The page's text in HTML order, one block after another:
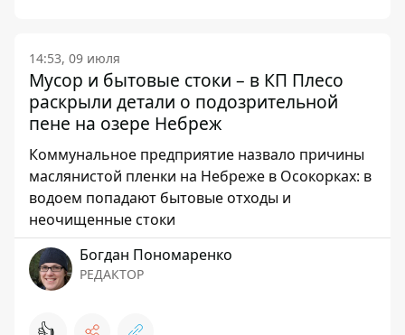
14:53, 09 июля
Мусор и бытовые стоки – в КП Плесо
раскрыли детали о подозрительной
пене на озере Небреж
Коммунальное предприятие назвало причины
маслянистой пленки на Небреже в Осокорках: в
водоем попадают бытовые отходы и
неочищенные стоки
Богдан Пономаренко
РЕДАКТОР